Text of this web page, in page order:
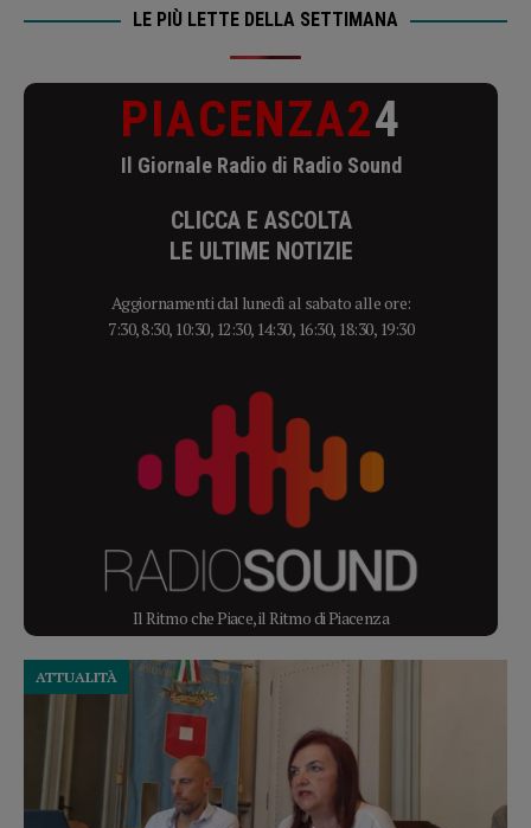
LE PIÙ LETTE DELLA SETTIMANA
PIACENZA24
Il Giornale Radio di Radio Sound
CLICCA E ASCOLTA
LE ULTIME NOTIZIE
Aggiornamenti dal lunedì al sabato alle ore:
7:30, 8:30, 10:30, 12:30, 14:30, 16:30, 18:30, 19:30
Il Ritmo che Piace, il Ritmo di Piacenza
ATTUALITÀ